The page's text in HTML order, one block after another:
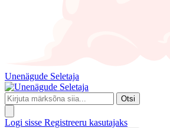
Unenägude Seletaja
Otsi
Logi sisse Registreeru kasutajaks